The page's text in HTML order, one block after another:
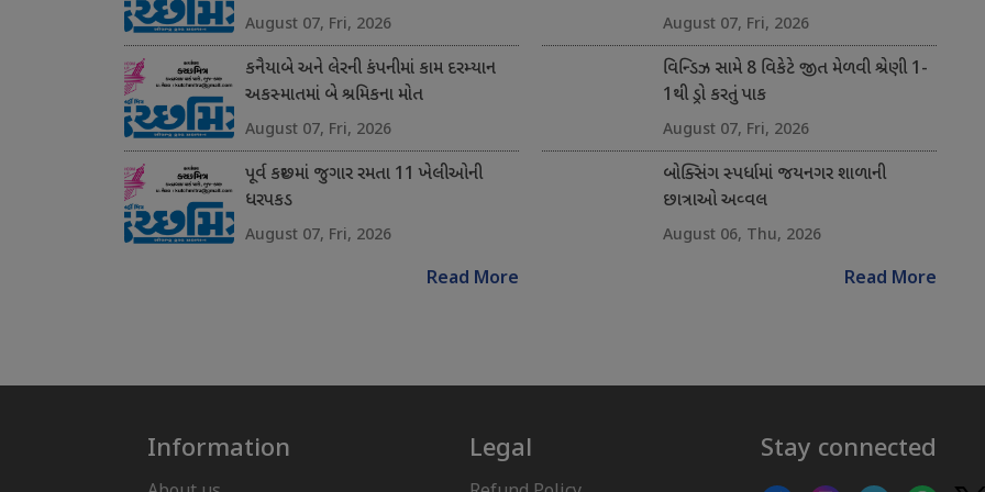
August 07, Fri, 2026
કનૈયાબે અને લેરની કંપનીમાં કામ દરમ્યાન
અકસ્માતમાં બે શ્રમિકના મોત
August 07, Fri, 2026
પૂર્વ કચ્છમાં જુગાર રમતા 11 ખેલીઓની
ધરપકડ
August 07, Fri, 2026
Read More
August 07, Fri, 2026
વિન્ડિઝ સામે 8 વિકેટે જીત મેળવી શ્રેણી 1-
1થી ડ્રો કરતું પાક
August 07, Fri, 2026
બોક્સિંગ સ્પર્ધામાં જયનગર શાળાની
છાત્રાઓ અવ્વલ
August 06, Thu, 2026
Read More
Information Legal Stay connected